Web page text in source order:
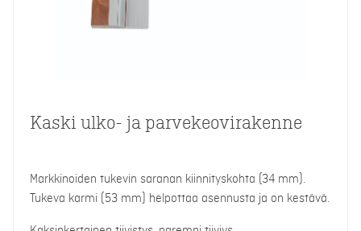
Kaski ulko- ja parvekeovirakenne
Markkinoiden tukevin saranan kiinnityskohta (34 mm).
Tukeva karmi (53 mm) helpottaa asennusta ja on kestävä.